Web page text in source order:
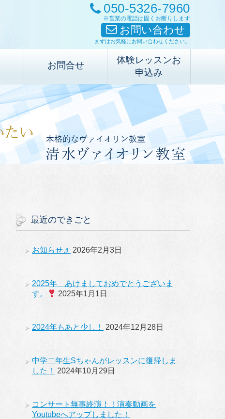
050-5326-7960
※営業の電話は固くお断りします
お問い合わせ
まずはお気軽にお問い合わせください。
お問合せ
体験レッスンお
申込み
最近のできごと
お知らせ♬ 2026年2月3日
2025年 あけましておめでとうございま
す。
2025年1月1日
2024年もあと少し！ 2024年12月28日
中学二年生Sちゃんがレッスンに復帰しま
した！
2024年10月29日
コンサート無事終演！！演奏動画を
Youtubeへアップしました！